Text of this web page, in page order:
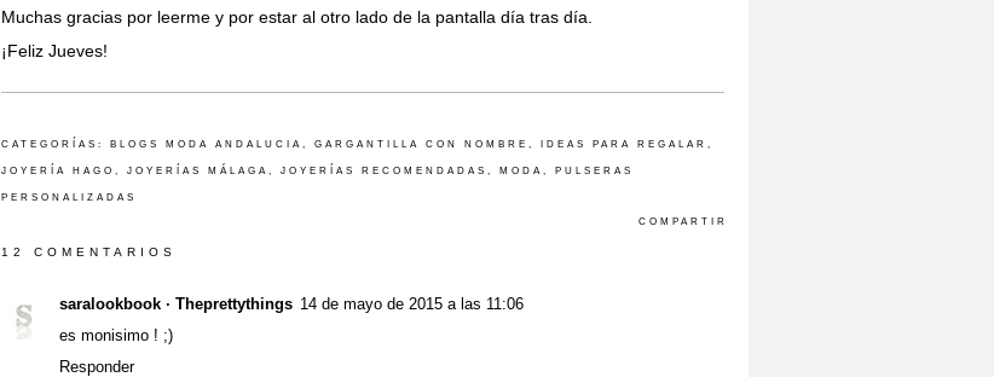
Muchas gracias por leerme y por estar al otro lado de la pantalla día tras día.
¡Feliz Jueves!
CATEGORÍAS: BLOGS MODA ANDALUCIA GARGANTILLA CON NOMBRE IDEAS PARA REGALAR
JOYERÍA HAGO JOYERÍAS MÁLAGA JOYERÍAS RECOMENDADAS MODA PULSERAS
PERSONALIZADAS
COMPARTIR
12 COMENTARIOS
saralookbook · Theprettythings 14 de mayo de 2015 a las 11:06
es monisimo ! ;)
Responder